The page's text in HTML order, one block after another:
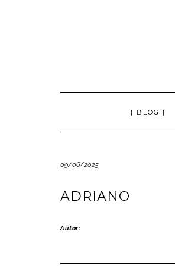
| BLOG |
09/06/2025
ADRIANO
Autor: